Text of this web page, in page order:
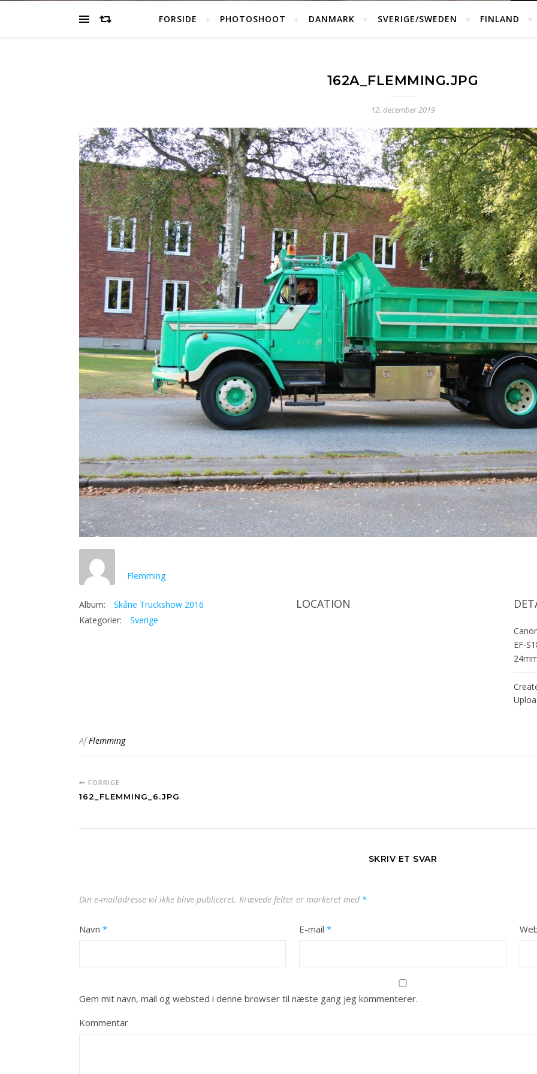
FORSIDE PHOTOSHOOT DANMARK SVERIGE/SWEDEN FINLAND
162A_FLEMMING.JPG
12. december 2019
Flemming
Album:
Skåne Truckshow 2016
Kategorier:
Sverige
LOCATION
EF-
AfFlemming
FORRIGE
162_FLEMMING_6.JPG
SKRIV ET SVAR
Din e-mailadresse vil ikke blive publiceret. Krævede felter er markeret med *
Navn * E-mail*
Gem mit navn, mail og websted i denne browser til næste gang jeg kommenterer.
Kommentar